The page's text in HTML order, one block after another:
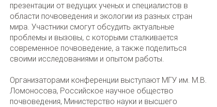
презентации от ведущих ученых и специалистов в
области почвоведения и экологии из разных стран
мира. Участники смогут обсудить актуальные
проблемы и вызовы, с которыми сталкивается
современное почвоведение, а также поделиться
своими исследованиями и опытом работы.
Организаторами конференции выступают МГУ им. М.В.
Ломоносова, Российское научное общество
почвоведения, Министерство науки и высшего